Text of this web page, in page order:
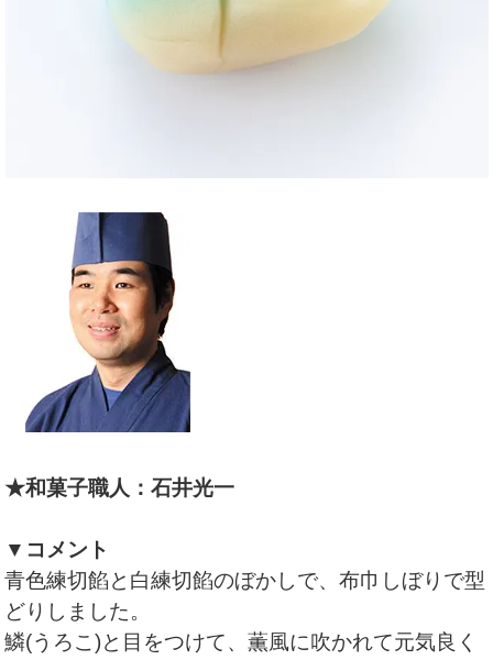
★和菓子職人：石井光一
▼コメント
青色練切餡と白練切餡のぼかしで、布巾しぼりで型
どりしました。
鱗(うろこ)と目をつけて、薫風に吹かれて元気良く